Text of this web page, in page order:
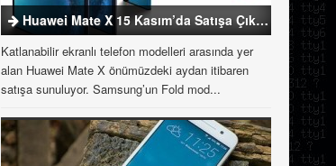
Huawei Mate X 15 Kasım’da Satışa Çıkıyor
Katlanabilir ekranlı telefon modelleri arasında yer
alan Huawei Mate X önümüzdeki aydan itibaren
satışa sunuluyor. Samsung’un Fold mod...